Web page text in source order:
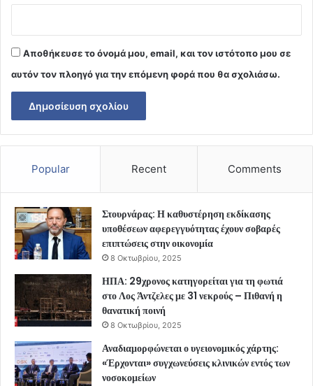
Αποθήκευσε το όνομά μου, email, και τον ιστότοπο μου σε
αυτόν τον πλοηγό για την επόμενη φορά που θα σχολιάσω.
Popular Recent Comments
Στουρνάρας: Η καθυστέρηση εκδίκασης
υποθέσεων αφερεγγυότητας έχουν σοβαρές
επιπτώσεις στην οικονομία
8 Οκτωβρίου, 2025
ΗΠΑ: 29χρονος κατηγορείται για τη φωτιά
στο Λος Άντζελες με 31 νεκρούς – Πιθανή η
θανατική ποινή
8 Οκτωβρίου, 2025
Αναδιαμορφώνεται ο υγειονομικός χάρτης:
«Έρχονται» συγχωνεύσεις κλινικών εντός των
νοσοκομείων